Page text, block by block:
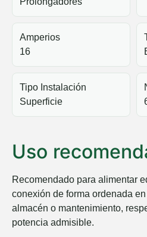
Amperios
16
Tipo Instalación
Superficie
Uso
Recomendado para alimentar
conexión de forma ordenada
almacén o mantenimiento,
potencia admisible.